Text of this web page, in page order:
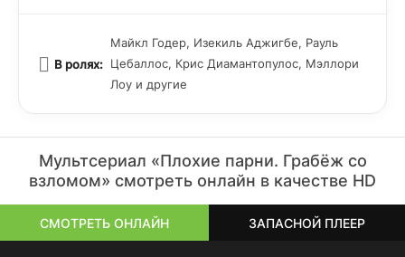
В ролях:
Майкл Годер, Изекиль Аджигбе, Рауль
Цебаллос, Крис Диамантопулос, Мэллори
Лоу и другие
Мультсериал «Плохие парни. Грабёж со
взломом» смотреть онлайн в качестве HD
СМОТРЕТЬ ОНЛАЙН ЗАПАСНОЙ ПЛЕЕР